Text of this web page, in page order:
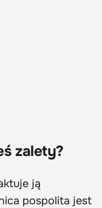
zalety?
ją
pospolita jest